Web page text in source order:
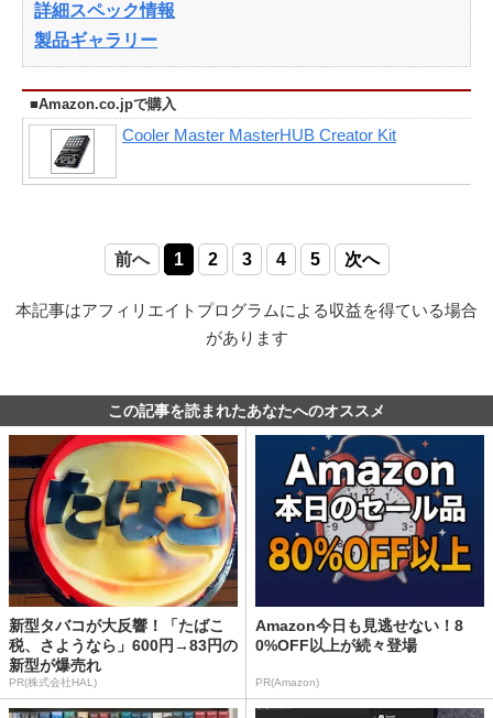
詳細スペック情報
製品ギャラリー
■Amazon.co.jpで購入
Cooler Master MasterHUB Creator Kit
前へ 1 2 3 4 5 次へ
本記事はアフィリエイトプログラムによる収益を得ている場合
があります
この記事を読まれたあなたへのオススメ
新型タバコが大反響！「たばこ
税、さようなら」600円→83円の
新型が爆売れ
PR(株式会社HAL)
Amazon今日も見逃せない！8
0%OFF以上が続々登場
PR(Amazon)